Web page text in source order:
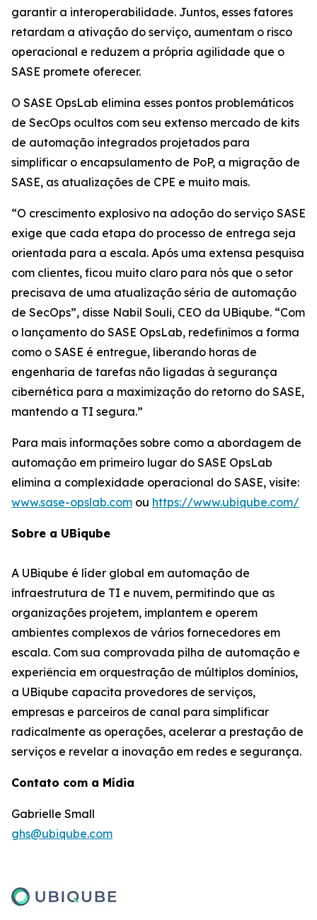
garantir a interoperabilidade. Juntos, esses fatores
retardam a ativação do serviço, aumentam o risco
operacional e reduzem a própria agilidade que o
SASE promete oferecer.
O SASE OpsLab elimina esses pontos problemáticos
de SecOps ocultos com seu extenso mercado de kits
de automação integrados projetados para
simplificar o encapsulamento de PoP, a migração de
SASE, as atualizações de CPE e muito mais.
“O crescimento explosivo na adoção do serviço SASE
exige que cada etapa do processo de entrega seja
orientada para a escala. Após uma extensa pesquisa
com clientes, ficou muito claro para nós que o setor
precisava de uma atualização séria de automação
de SecOps”, disse Nabil Souli, CEO da UBiqube. “Com
o lançamento do SASE OpsLab, redefinimos a forma
como o SASE é entregue, liberando horas de
engenharia de tarefas não ligadas à segurança
cibernética para a maximização do retorno do SASE,
mantendo a TI segura.”
Para mais informações sobre como a abordagem de
automação em primeiro lugar do SASE OpsLab
elimina a complexidade operacional do SASE, visite:
www.sase-opslab.com ou https://www.ubiqube.com/
Sobre a UBiqube
A UBiqube é líder global em automação de
infraestrutura de TI e nuvem, permitindo que as
organizações projetem, implantem e operem
ambientes complexos de vários fornecedores em
escala. Com sua comprovada pilha de automação e
experiência em orquestração de múltiplos domínios,
a UBiqube capacita provedores de serviços,
empresas e parceiros de canal para simplificar
radicalmente as operações, acelerar a prestação de
serviços e revelar a inovação em redes e segurança.
Contato com a Mídia
Gabrielle Small
ghs@ubiqube.com